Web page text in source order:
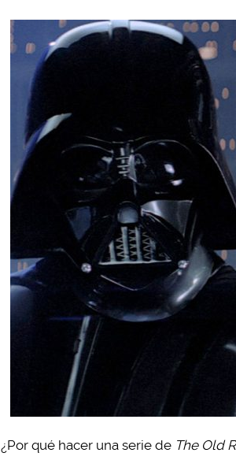
¿Por qué hacer una serie de The Old